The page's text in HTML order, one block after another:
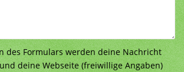
des Formulars werden deine Nachricht
deine Webseite (freiwillige Angaben)